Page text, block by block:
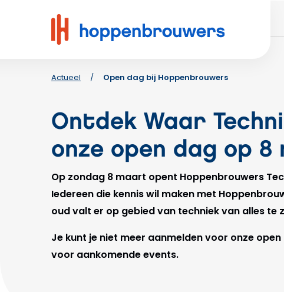
Hoppenbrouwers
Waar
leeft
Actueel / Open dag bij Hoppenbrouwers
Ontdek Waar
onze open dag op
Op zondag 8 maart opent Hoppenbrouwers
Iedereen die kennis wil maken met
oud valt er op gebied van techniek van alles te
Je kunt je niet meer aanmelden voor onze
voor aankomende events.